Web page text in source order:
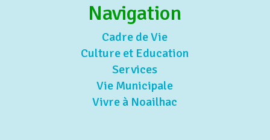
Navigation
Cadre de Vie
Culture et Education
Services
Vie Municipale
Vivre à Noailhac